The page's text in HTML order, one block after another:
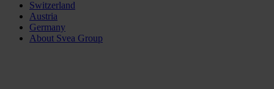
Switzerland
Austria
Germany
About Svea Group